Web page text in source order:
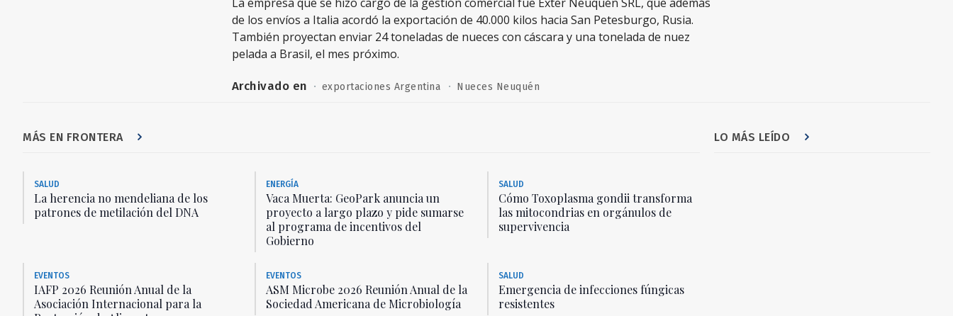
de los envíos a Italia acordó la exportación de 40.000 kilos hacia San Petesburgo, Rusia.
También proyectan enviar 24 toneladas de nueces con cáscara y una tonelada de nuez
pelada a Brasil, el mes próximo.
Archivado en · exportaciones Argentina · Nueces Neuquén
MÁS EN FRONTERA
SALUD
La herencia no mendeliana de los
patrones de metilación del DNA
ENERGÍA
Vaca Muerta: GeoPark anuncia un
proyecto a largo plazo y pide sumarse
al programa de incentivos del
Gobierno
SALUD
Cómo Toxoplasma gondii transforma
las mitocondrias en orgánulos de
supervivencia
EVENTOS
IAFP 2026 Reunión Anual de la
Asociación Internacional para la
EVENTOS
ASM Microbe 2026 Reunión Anual de la
Sociedad Americana de Microbiología
SALUD
Emergencia de infecciones fúngicas
resistentes
LO MÁS LEÍDO